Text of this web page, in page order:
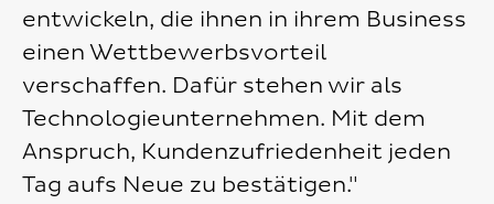
entwickeln, die ihnen in ihrem Business
einen Wettbewerbsvorteil
verschaffen. Dafür stehen wir als
Technologieunternehmen. Mit dem
Anspruch, Kundenzufriedenheit jeden
Tag aufs Neue zu bestätigen."